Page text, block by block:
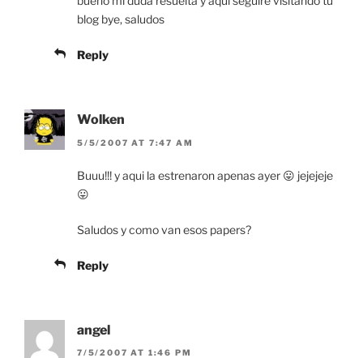
blog bye, saludos
Reply
Wolken
5/5/2007 AT 7:47 AM
Buuu!!! y aqui la estrenaron apenas ayer 😛 jejejeje
😛
Saludos y como van esos papers?
Reply
angel
7/5/2007 AT 1:46 PM